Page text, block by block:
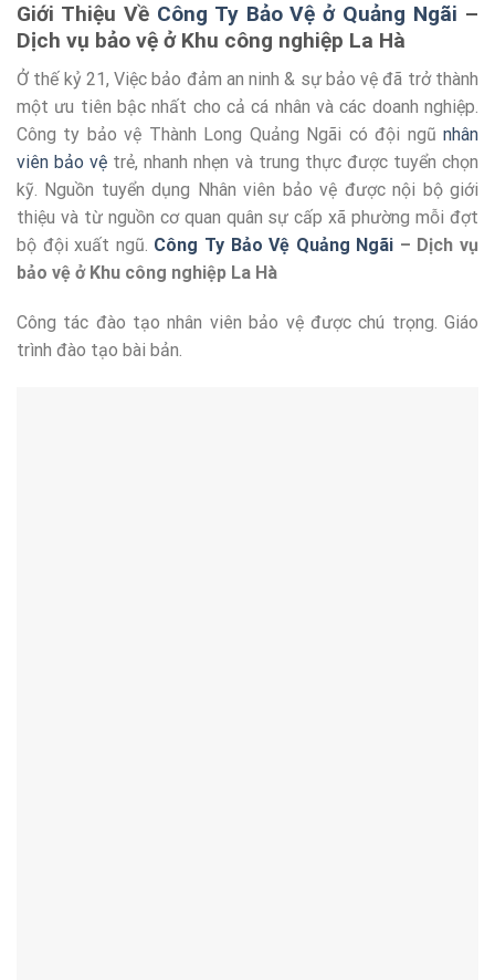
Giới Thiệu Về Công Ty Bảo Vệ ở Quảng Ngãi –
Dịch vụ bảo vệ ở Khu công nghiệp La Hà
Ở thế kỷ 21, Việc bảo đảm an ninh & sự bảo vệ đã trở thành
một ưu tiên bậc nhất cho cả cá nhân và các doanh nghiệp.
Công ty bảo vệ Thành Long Quảng Ngãi có đội ngũ nhân
viên bảo vệ trẻ, nhanh nhẹn và trung thực được tuyển chọn
kỹ. Nguồn tuyển dụng Nhân viên bảo vệ được nội bộ giới
thiệu và từ nguồn cơ quan quân sự cấp xã phường mỗi đợt
bộ đội xuất ngũ. Công Ty Bảo Vệ Quảng Ngãi – Dịch vụ
bảo vệ ở Khu công nghiệp La Hà
Công tác đào tạo nhân viên bảo vệ được chú trọng. Giáo
trình đào tạo bài bản.